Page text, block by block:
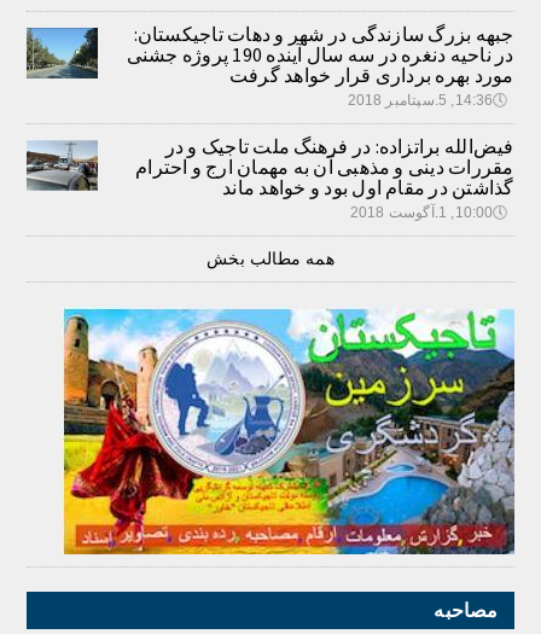
جبهه بزرگ سازندگی در شهر و دهات تاجیکستان:
در ناحیه دنغره در سه سال آینده 190 پروژه جشنی
مورد بهره برداری قرار خواهد گرفت
🕔14:36, 5.سپتامبر 2018
فیض‌الله براتزاده: در فرهنگ ملت تاجیک و در
مقررات دینی و مذهبی آن به مهمان ارج و احترام
گذاشتن در مقام اول بود و خواهد ماند
🕔10:00, 1.آگوست 2018
همه مطالب بخش
مصاحبه